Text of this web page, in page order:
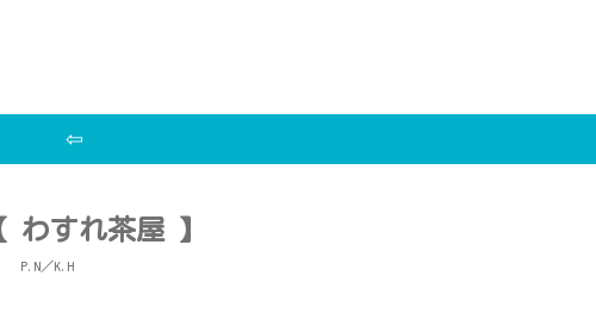
⇦
わすれ茶屋 】
P.N／K.H